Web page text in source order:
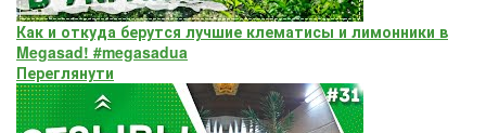
Как и откуда берутся лучшие клематисы и лимонники в
Megasad! #megasadua
Переглянути